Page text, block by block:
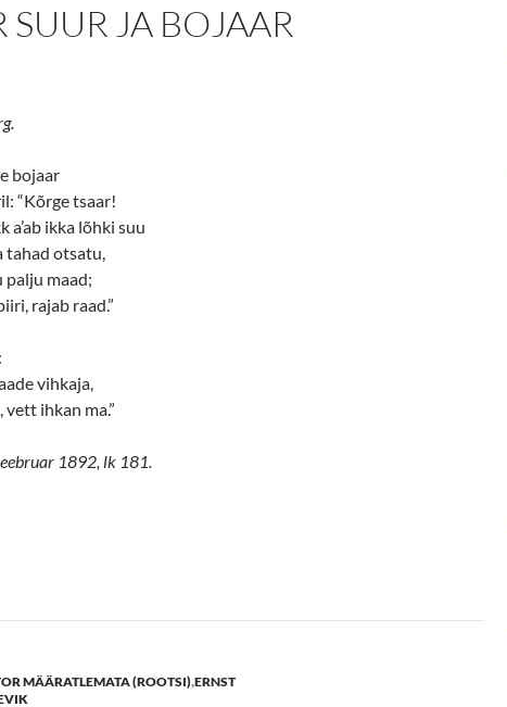
SUUR JA BOJAAR
bojaar
“Kõrge tsaar!
a’ab ikka lõhki suu
tahad otsatu,
palju maad;
rajab raad.”
vihkaja,
vett ihkan ma.”
1892, lk 181.
MÄÄRATLEMATA (ROOTSI),ERNST